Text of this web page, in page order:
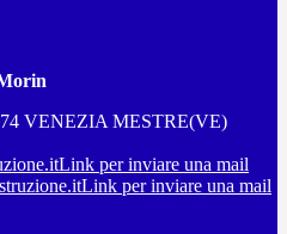
VENEZIA MESTRE(VE)
Link per inviare una mail
Link per inviare una mail